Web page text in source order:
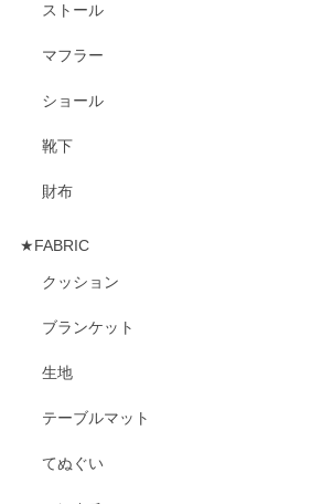
ストール
マフラー
ショール
靴下
財布
★FABRIC
クッション
ブランケット
生地
テーブルマット
てぬぐい